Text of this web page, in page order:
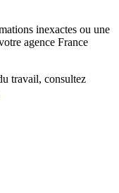
inexactes ou une
agence France
travail, consultez